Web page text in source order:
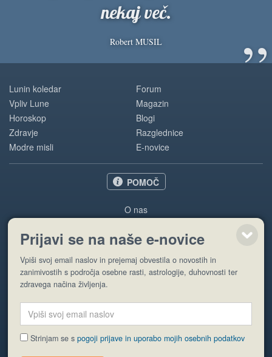
nekaj več.
Robert MUSIL ”
Lunin koledar
Vpliv Lune
Horoskop
Zdravje
Modre misli
Forum
Magazin
Blogi
Razglednice
E-novice
POMOČ
O nas
Pogoji uporabe
Pošlji stran
Prijavi se na naše e-novice
Vpiši svoj email naslov in prejemaj obvestila o novostih in
zanimivostih s področja osebne rasti, astrologije, duhovnosti ter
zdravega načina življenja.
Strinjam se spogoji prijave in uporabo mojih osebnih podatkov